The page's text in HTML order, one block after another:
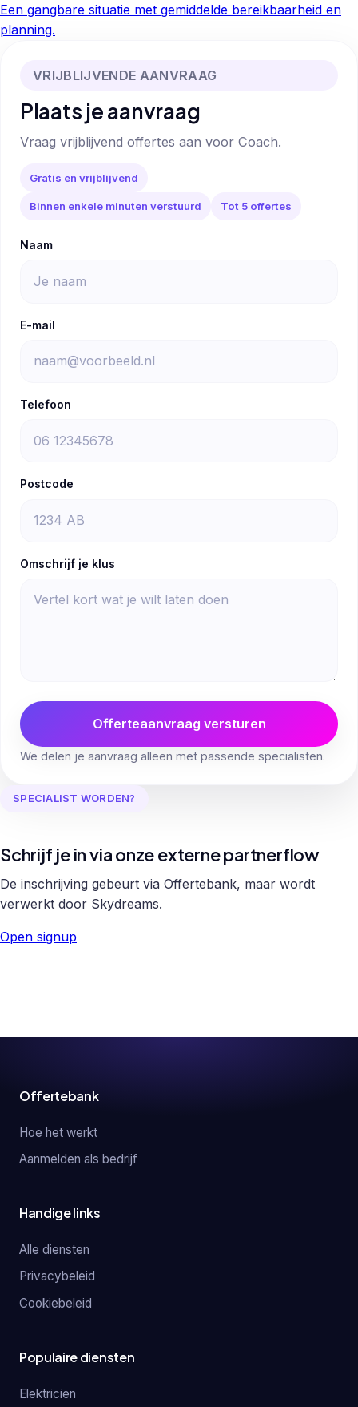
Een gangbare situatie met gemiddelde bereikbaarheid en
planning.
VRIJBLIJVENDE AANVRAAG
Plaats je aanvraag
Vraag vrijblijvend offertes aan voor Coach.
Gratis en vrijblijvend
Binnen enkele minuten verstuurd Tot 5 offertes
Naam
E-mail
Telefoon
Postcode
Omschrijf je klus
Offerteaanvraag versturen
We delen je aanvraag alleen met passende specialisten.
SPECIALIST WORDEN?
Schrijf je in via onze externe partnerflow
De inschrijving gebeurt via Offertebank, maar wordt
verwerkt door Skydreams.
Open signup
Offertebank
Hoe het werkt
Aanmelden als bedrijf
Handige links
Alle diensten
Privacybeleid
Cookiebeleid
Populaire diensten
Elektricien